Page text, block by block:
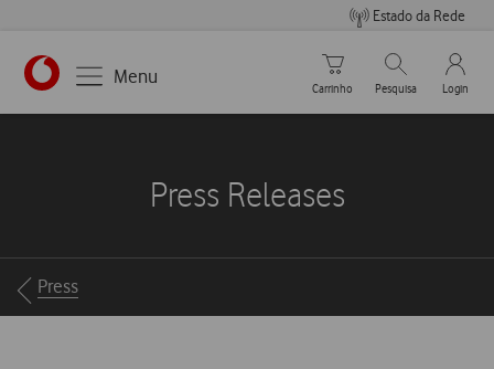
Estado da Rede
https://www.vodafone.pt
Menu
Carrinho de compras
Carrinho
Pesquisar
Pesquisa
My
Login
Press Releases
Breadcrumbs
Press